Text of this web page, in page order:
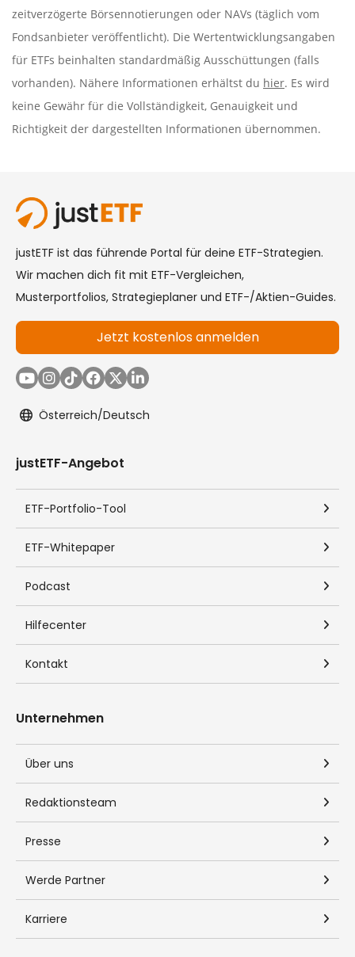
zeitverzögerte Börsennotierungen oder NAVs (täglich vom
Fondsanbieter veröffentlicht). Die Wertentwicklungsangaben
für ETFs beinhalten standardmäßig Ausschüttungen (falls
vorhanden). Nähere Informationen erhältst du hier. Es wird
keine Gewähr für die Vollständigkeit, Genauigkeit und
Richtigkeit der dargestellten Informationen übernommen.